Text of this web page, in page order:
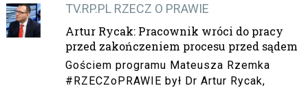
TV.RP.PL RZECZ O PRAWIE
Artur Rycak: Pracownik wróci do pracy
przed zakończeniem procesu przed sądem
Gościem programu Mateusza Rzemka
#RZECZoPRAWIE był Dr Artur Rycak,